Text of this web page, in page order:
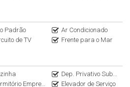
Padrão
Ar Condicionado
de TV Frente para o Mar
Dep. Privativo Subsolo
Empregada
Elevador de Serviço